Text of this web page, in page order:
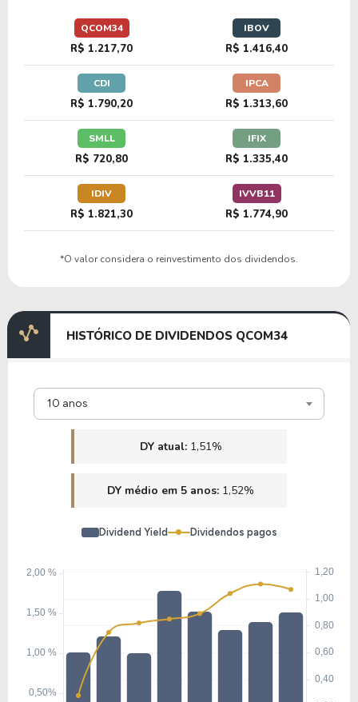
31,19 -598,93%
60,57 27,59%
13,78 8,65 62,76% 0,00%
QCOM34
R$ 1.217,70
IBOV
R$ 1.416,40
CDI
R$ 1.790,20
IPCA
R$ 1.313,60
SMLL
R$ 720,80
IFIX
R$ 1.335,40
IDIV
R$ 1.821,30
IVVB11
R$ 1.774,90
*O valor considera o reinvestimento dos dividendos.
HISTÓRICO DE DIVIDENDOS QCOM34
10 anos
DY atual: 1,51%
DY médio em 5 anos: 1,52%
Dividend Yield Dividendos pagos